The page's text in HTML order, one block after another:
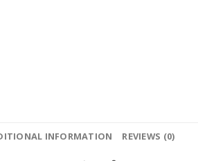
INFORMATION REVIEWS (0)